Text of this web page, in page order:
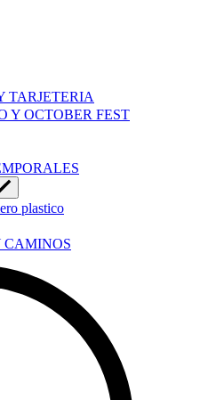
TARJETERIA
Y OCTOBER FEST
plastico
CAMINOS